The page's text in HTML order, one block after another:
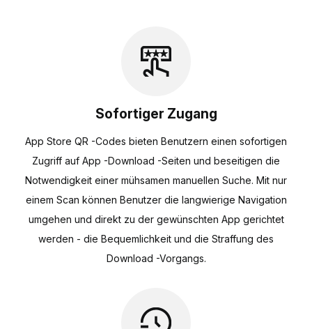
Sofortiger Zugang
App Store QR -Codes bieten Benutzern einen sofortigen
Zugriff auf App -Download -Seiten und beseitigen die
Notwendigkeit einer mühsamen manuellen Suche. Mit nur
einem Scan können Benutzer die langwierige Navigation
umgehen und direkt zu der gewünschten App gerichtet
werden - die Bequemlichkeit und die Straffung des
Download -Vorgangs.